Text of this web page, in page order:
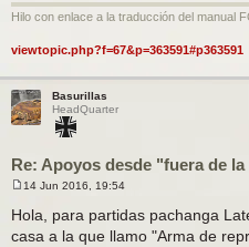
Hilo con enlace a la traducción del manual
viewtopic.php?f=67&p=363591#p363591
Basurillas
HeadQuarter
Re: Apoyos desde "fuera de la
n
s
14 Jun 2016, 19:54
Hola, para partidas pachanga
casa a la que llamo "Arma de